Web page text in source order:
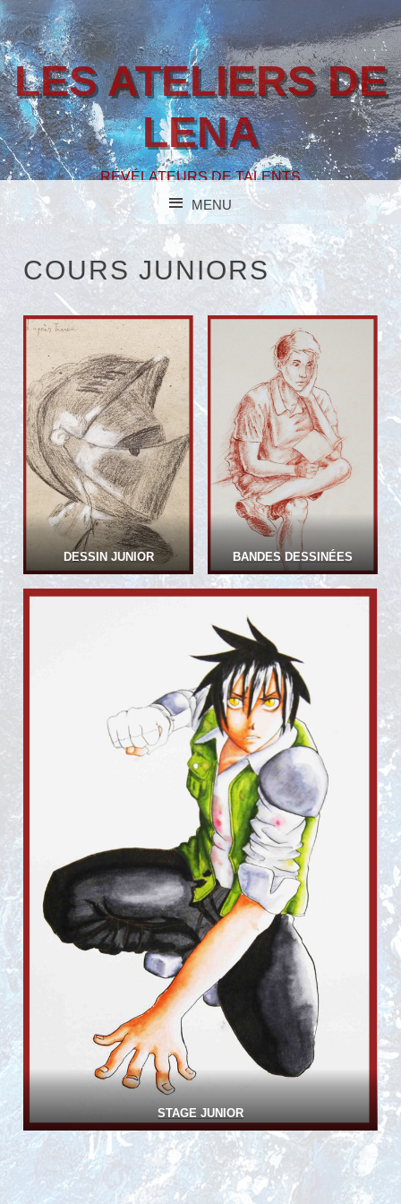
LES ATELIERS DE
LENA
RÉVÉLATEURS DE TALENTS
MENU
SKIP TO CONTENT
COURS JUNIORS
DESSIN JUNIOR BANDES DESSINÉES
STAGE JUNIOR